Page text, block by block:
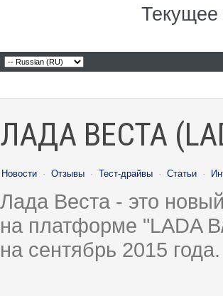
Текущее
ЛАДА ВЕСТА
Новости · Отзывы · Тест-драйвы · Статьи ·
Лада Веста - это
на платформе "LADA
на сентябрь 2015